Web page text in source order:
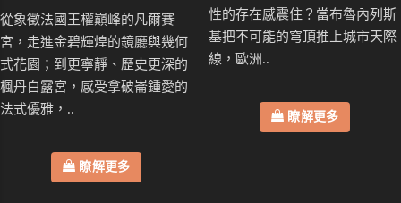
從象徵法國王權巔峰的凡爾賽
宮，走進金碧輝煌的鏡廳與幾何
式花園；到更寧靜、歷史更深的
楓丹白露宮，感受拿破崙鍾愛的
法式優雅，..
瞭解更多
性的存在感震住？當布魯內列斯
基把不可能的穹頂推上城市天際
線，歐洲..
瞭解更多